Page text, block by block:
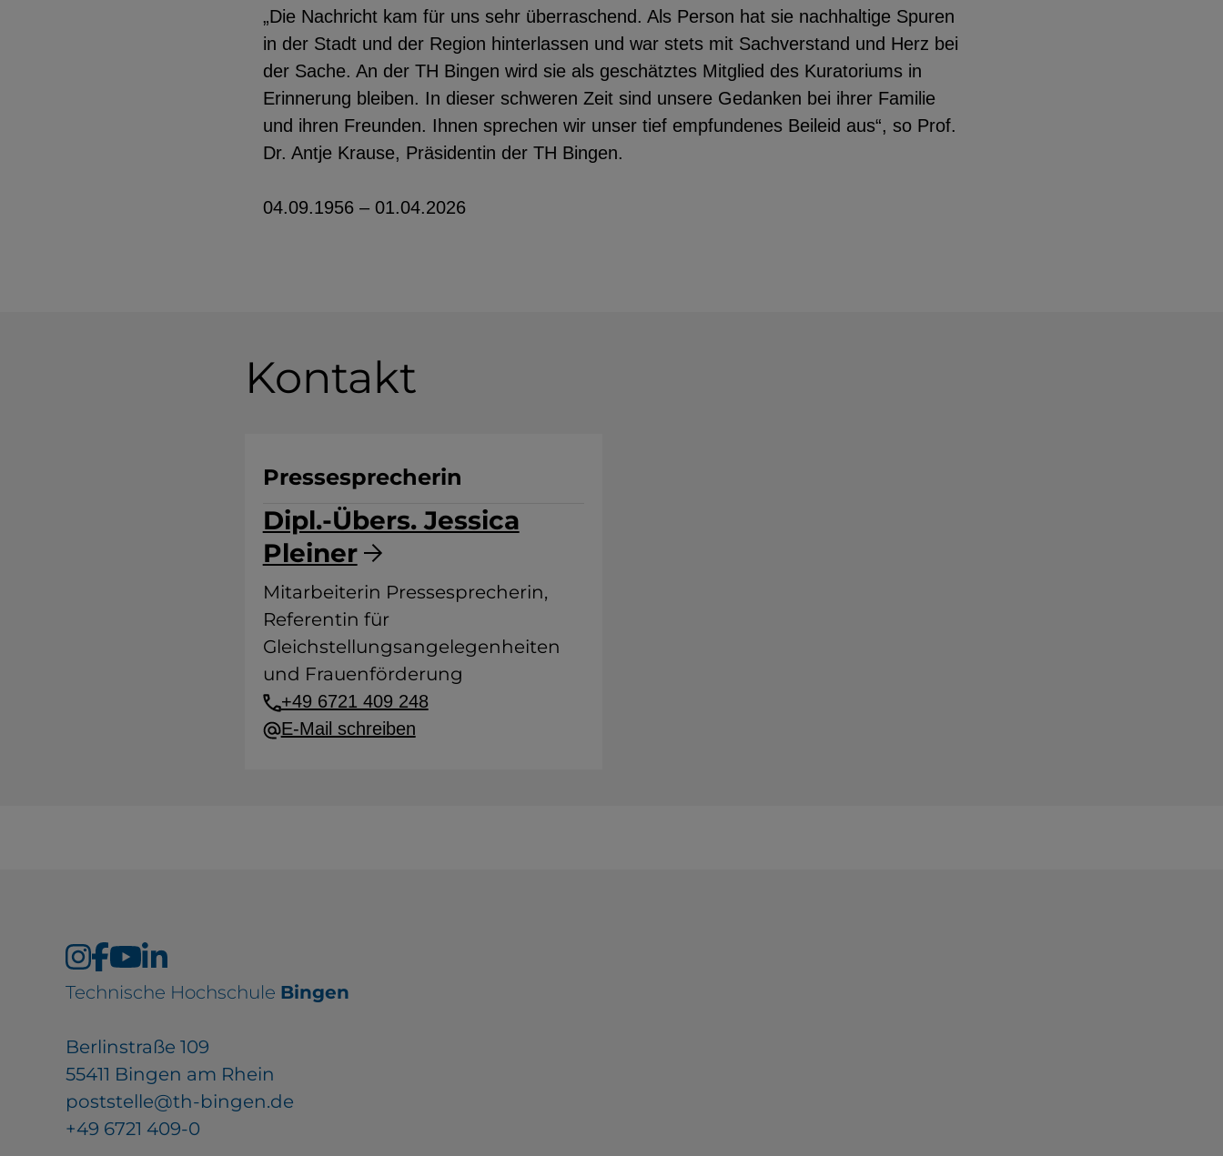
„Die Nachricht kam für uns sehr überraschend. Als Person hat sie nachhaltige Spuren
in der Stadt und der Region hinterlassen und war stets mit Sachverstand und Herz bei
der Sache. An der TH Bingen wird sie als geschätztes Mitglied des Kuratoriums in
Erinnerung bleiben. In dieser schweren Zeit sind unsere Gedanken bei ihrer Familie
und ihren Freunden. Ihnen sprechen wir unser tief empfundenes Beileid aus“, so Prof.
Dr. Antje Krause, Präsidentin der TH Bingen.
04.09.1956 – 01.04.2026
Kontakt
Dipl.-Übers. Jessica
Pleiner
Pressesprecherin
Mitarbeiterin Pressesprecherin,
Referentin für
Gleichstellungsangelegenheiten
und Frauenförderung
+49 6721 409 248
E-Mail schreiben
Technische Hochschule Bingen
Berlinstraße 109
55411 Bingen am Rhein
poststelle@th-bingen.de
+49 6721 409-0